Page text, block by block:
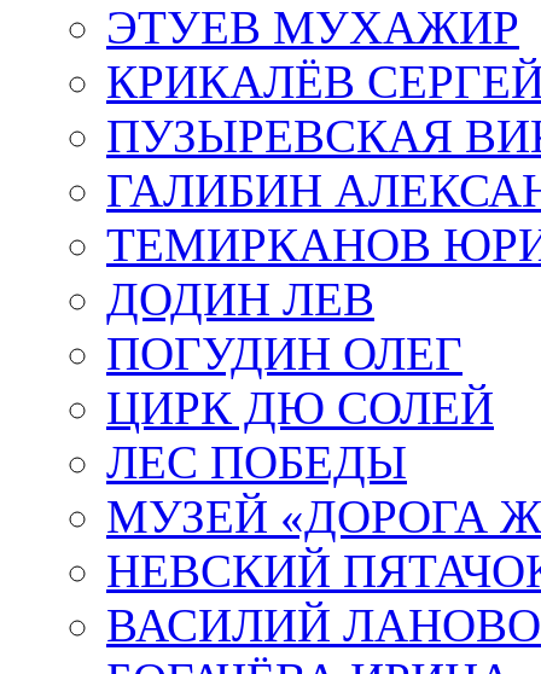
ЭТУЕВ МУХАЖИР
КРИКАЛЁВ
ПУЗЫРЕВСКАЯ
ГАЛИБИН
ТЕМИРКАНОВ
ДОДИН ЛЕВ
ПОГУДИН ОЛЕГ
ЦИРК ДЮ СОЛЕЙ
ЛЕС ПОБЕДЫ
МУЗЕЙ «ДОРОГА
НЕВСКИЙ
ВАСИЛИЙ